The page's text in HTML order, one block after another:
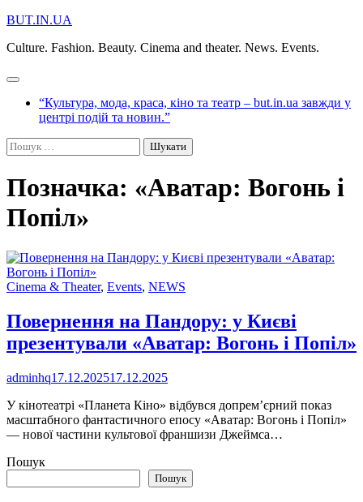
Перейти
вмісту
BUT.IN.UA
Culture. Fashion. Beauty. Cinema and theater. News. Events.
“Культура, мода, краса, кіно та театр – but.in.ua завжди у
центрі подій та новин.”
Пошук:
Позначка: «Аватар: Вогонь і
Попіл»
Cinema & Theater, Events, NEWS
Повернення на Пандору: у Києві
презентували «Аватар: Вогонь і Попіл»
adminhq17.12.202517.12.2025
У кінотеатрі «Планета Кіно» відбувся допремʼєрний показ
масштабного фантастичного епосу «Аватар: Вогонь і Попіл»
— нової частини культової франшизи Джеймса…
Пошук
Пошук